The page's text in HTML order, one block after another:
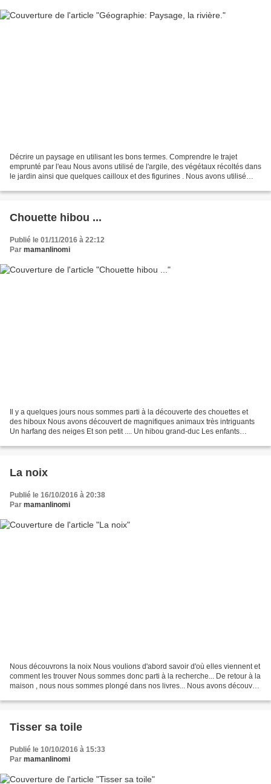
Décrire un paysage en utilisant les bons termes. Comprendre le trajet
emprunté par l'eau Nous avons utilisé de l'argile, des végétaux récoltés dans
le jardin ainsi que quelques cailloux et des figurines . Nous avons utilisé
Chouette hibou ...
Publié le 01/11/2016 à 22:12
Par mamanlinomi
Il y a quelques jours nous sommes parti à la découverte des chouettes et
des hiboux Nous avons découvert de magnifiques animaux très intriguants
Un harfang des neiges Et son petit .... Un hibou grand-duc Les enfants
La noix
Publié le 16/10/2016 à 20:38
Par mamanlinomi
Nous découvrons la noix Nous voulions d'abord savoir d'où elles viennent et
comment les trouver Nous sommes donc parti à la recherche... De retour à la
maison , nous nous sommes plongé dans nos livres... Nous avons découvert
Tisser sa toile
Publié le 10/10/2016 à 15:33
Par mamanlinomi